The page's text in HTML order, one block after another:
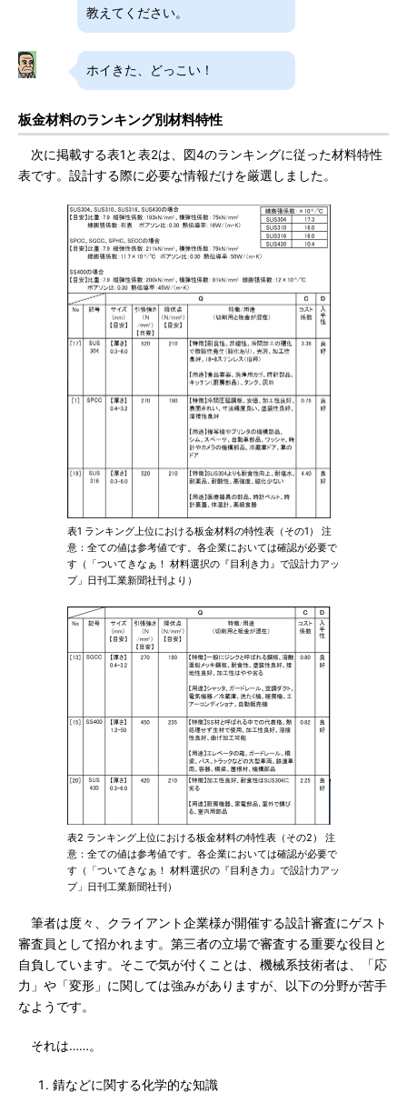
教えてください。
ホイきた、どっこい！
板金材料のランキング別材料特性
次に掲載する表1と表2は、図4のランキングに従った材料特性
表です。設計する際に必要な情報だけを厳選しました。
表1 ランキング上位における板金材料の特性表（その1） 注
意：全ての値は参考値です。各企業においては確認が必要で
す（「ついてきなぁ！ 材料選択の『目利き力』で設計力アッ
プ」日刊工業新聞社刊より）
表2 ランキング上位における板金材料の特性表（その2） 注
意：全ての値は参考値です。各企業においては確認が必要で
す（「ついてきなぁ！ 材料選択の『目利き力』で設計力アッ
プ」日刊工業新聞社刊）
筆者は度々、クライアント企業様が開催する設計審査にゲスト
審査員として招かれます。第三者の立場で審査する重要な役目と
自負しています。そこで気が付くことは、機械系技術者は、「応
力」や「変形」に関しては強みがありますが、以下の分野が苦手
なようです。
それは……。
錆などに関する化学的な知識